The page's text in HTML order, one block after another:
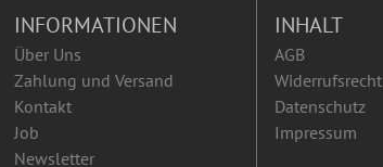
INFORMATIONEN
Über Uns
Zahlung und Versand
Kontakt
Job
Newsletter
INHALT
AGB
Widerrufsrecht
Datenschutz
Impressum